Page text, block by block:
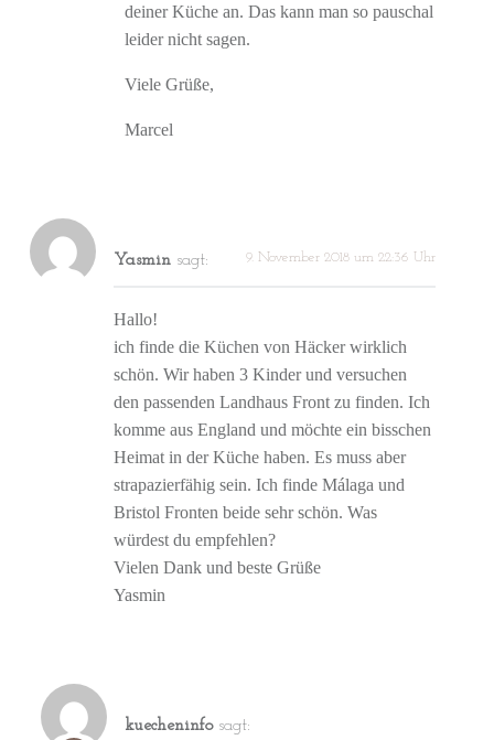
deiner Küche an. Das kann man so pauschal
leider nicht sagen.
Viele Grüße,
Marcel
Yasmin sagt: 9. November 2018 um 22:36 Uhr
Hallo!
ich finde die Küchen von Häcker wirklich
schön. Wir haben 3 Kinder und versuchen
den passenden Landhaus Front zu finden. Ich
komme aus England und möchte ein bisschen
Heimat in der Küche haben. Es muss aber
strapazierfähig sein. Ich finde Málaga und
Bristol Fronten beide sehr schön. Was
würdest du empfehlen?
Vielen Dank und beste Grüße
Yasmin
kuecheninfo sagt: